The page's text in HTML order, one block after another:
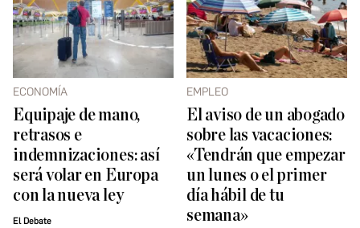
ECONOMÍA
Equipaje de mano,
retrasos e
indemnizaciones: así
será volar en Europa
con la nueva ley
El Debate
EMPLEO
El aviso de un abogado
sobre las vacaciones:
«Tendrán que empezar
un lunes o el primer
día hábil de tu
semana»